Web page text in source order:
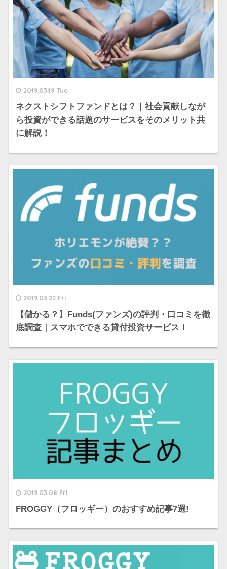
2019.03.19 Tue
ネクストシフトファンドとは？｜社会貢献しなが
ら投資ができる話題のサービスをそのメリット共
に解説！
2019.03.22 Fri
【儲かる？】Funds(ファンズ)の評判・口コミを徹
底調査｜スマホでできる貸付投資サービス！
2019.03.08 Fri
FROGGY（フロッギー）のおすすめ記事7選!